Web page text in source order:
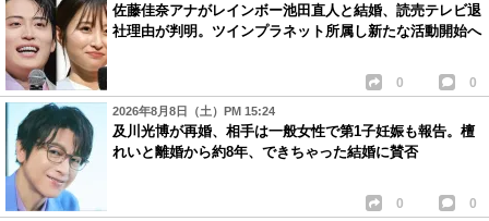
佐藤佳奈アナがレインボー池田直人と結婚、読売テレビ退
社理由が判明。ツインプラネット所属し新たな活動開始へ
0 0
2026年8月8日（土）PM 15:24
及川光博が再婚、相手は一般女性で第1子妊娠も報告。檀
れいと離婚から約8年、できちゃった結婚に賛否
0 0